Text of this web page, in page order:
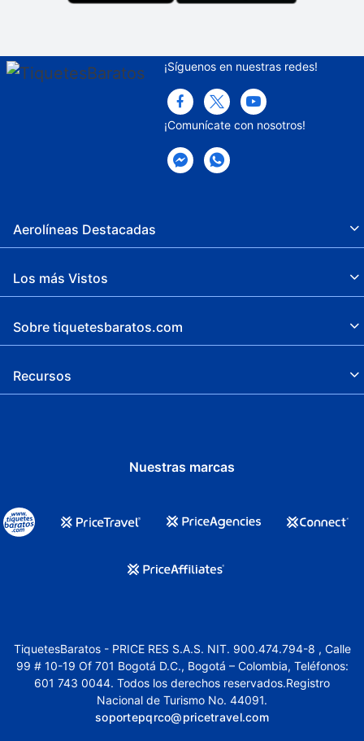
¡Síguenos en nuestras redes!
¡Comunícate con nosotros!
Aerolíneas Destacadas
Los más Vistos
Sobre tiquetesbaratos.com
Recursos
Nuestras marcas
TiquetesBaratos - PRICE RES S.A.S. NIT. 900.474.794-8 , Calle
99 # 10-19 Of 701 Bogotá D.C., Bogotá – Colombia, Teléfonos:
601 743 0044. Todos los derechos reservados.Registro
Nacional de Turismo No. 44091.
soportepqrco@pricetravel.com